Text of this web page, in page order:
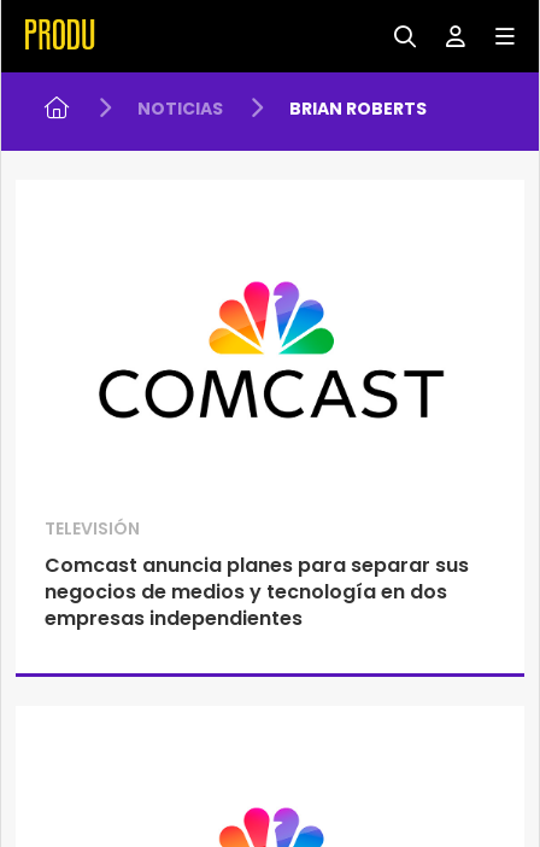
NOTICIAS BRIAN ROBERTS
TELEVISIÓN
Comcast anuncia planes para separar sus
negocios de medios y tecnología en dos
empresas independientes